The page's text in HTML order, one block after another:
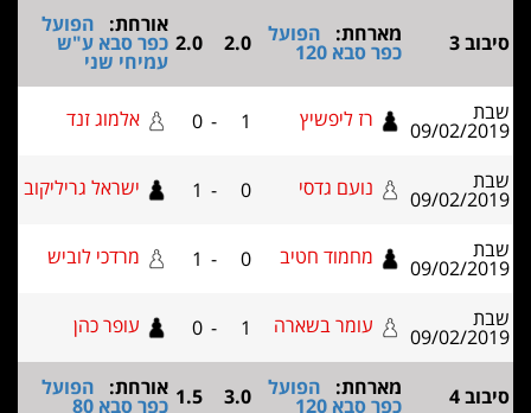
מארחת:הפועל
כפר סבא 120 2.0
2.0
אורחת:הפועל
כפר סבא ע"ש
עמיחי שני
09/02/ רז ליפשיץ 1
0 אלמוג זנד
09/02/ נועם גדסי 0
1 ישראל גריליקוב
09/02/ מחמוד חטיב 0
1 מרדכי לוביש
09/02/ עומר בשארה 1
0 עופר כהן
מארחת:הפועל
כפר סבא 120 3.0
1.5 אורחת:הפועל
כפר סבא 80